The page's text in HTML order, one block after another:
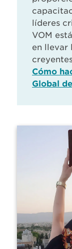
líderes
VOM
en llevar
Cómo
Global